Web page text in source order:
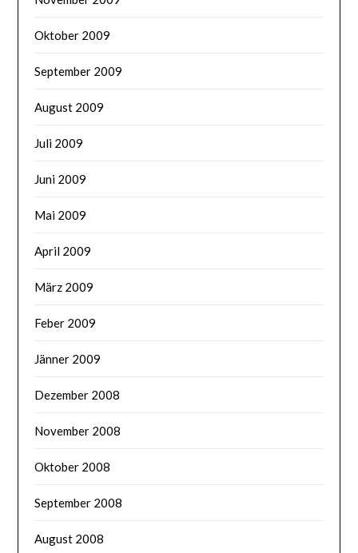
Oktober 2009
September 2009
August 2009
Juli 2009
Juni 2009
Mai 2009
April 2009
März 2009
Feber 2009
Jänner 2009
Dezember 2008
November 2008
Oktober 2008
September 2008
August 2008